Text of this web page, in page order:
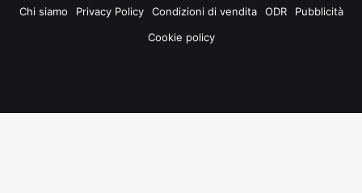
Chi siamo
Privacy Policy Condizioni di vendita ODR
Pubblicità
Cookie policy
Tube